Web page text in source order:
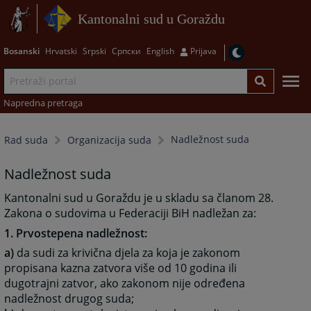
Kantonalni sud u Goraždu
Bosanski Hrvatski Srpski Српски English Prijava
Napredna pretraga
Rad suda Organizacija suda Nadležnost suda
Nadležnost suda
Kantonalni sud u Goraždu je u skladu sa članom 28.
Zakona o sudovima u Federaciji BiH nadležan za:
1. Prvostepena nadležnost:
a) da sudi za krivična djela za koja je zakonom
propisana kazna zatvora više od 10 godina ili
dugotrajni zatvor, ako zakonom nije određena
nadležnost drugog suda;